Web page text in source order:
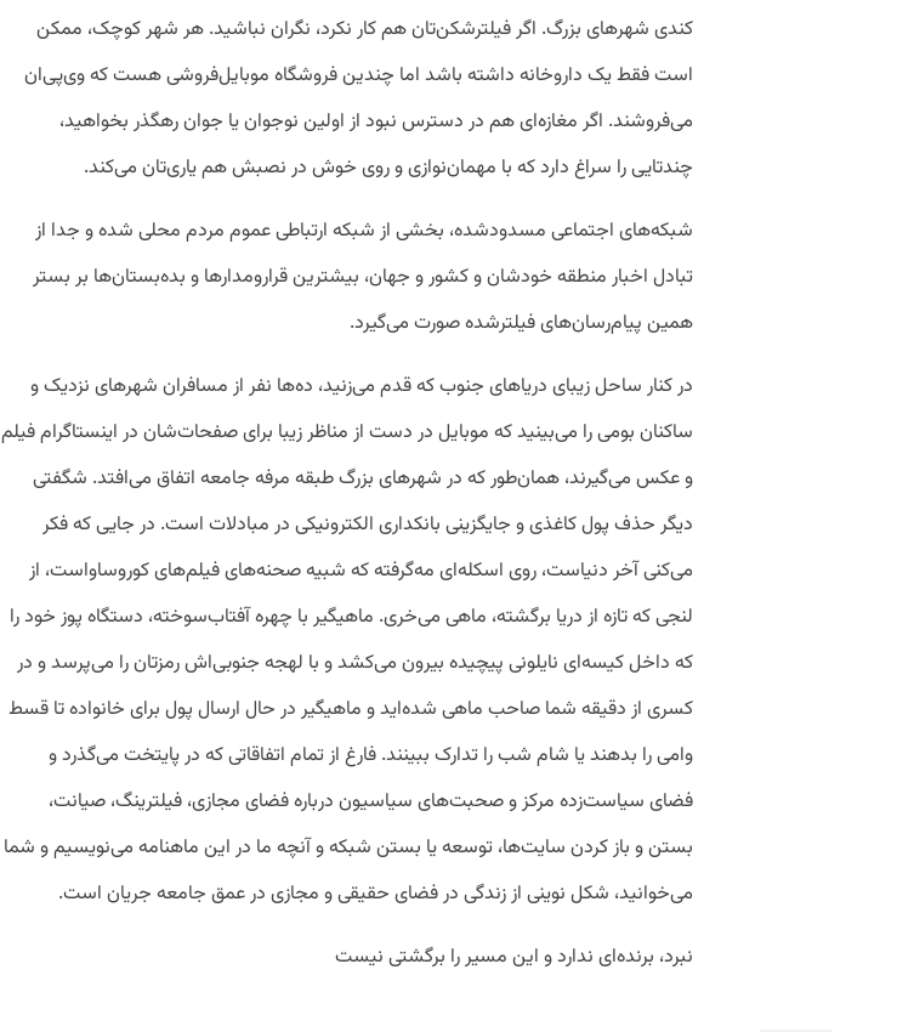
کندی شهرهای بزرگ. اگر فیلترشکن‌تان هم کار نکرد، نگران نباشید. هر شهر کوچک، ممکن
است فقط یک داروخانه داشته باشد اما چندین فروشگاه موبایل‌فروشی هست که وی‌پی‌ان
می‌فروشند. اگر مغازه‌ای هم در دسترس نبود از اولین نوجوان یا جوان رهگذر بخواهید،
چندتایی را سراغ دارد که با مهمان‌نوازی و روی خوش در نصبش هم یاری‌تان می‌کند.
شبکه‌های اجتماعی مسدودشده، بخشی از شبکه ارتباطی عموم مردم محلی شده و جدا از
تبادل اخبار منطقه خودشان و کشور و جهان، بیشترین قرارومدارها و بده‌بستان‌ها بر بستر
همین پیام‌رسان‌های فیلترشده صورت می‌گیرد.
در کنار ساحل زیبای دریاهای جنوب که قدم می‌زنید، ده‌ها نفر از مسافران شهرهای نزدیک و
ساکنان بومی را می‌بینید که موبایل در دست از مناظر زیبا برای صفحات‌شان در اینستاگرام فیلم
و عکس می‌گیرند، همان‌طور که در شهرهای بزرگ طبقه مرفه جامعه اتفاق می‌افتد. شگفتی
دیگر حذف پول کاغذی و جایگزینی بانکداری الکترونیکی در مبادلات است. در جایی که فکر
می‌کنی آخر دنیاست، روی اسکله‌ای مه‌گرفته که شبیه صحنه‌های فیلم‌های کوروساواست، از
لنجی که تازه از دریا برگشته، ماهی می‌خری. ماهیگیر با چهره آفتاب‌سوخته، دستگاه پوز خود را
که داخل کیسه‌ای نایلونی پیچیده بیرون می‌کشد و با لهجه جنوبی‌اش رمزتان را می‌پرسد و در
کسری از دقیقه شما صاحب ماهی شده‌اید و ماهیگیر در حال ارسال پول برای خانواده تا قسط
وامی را بدهند یا شام شب را تدارک ببینند. فارغ از تمام اتفاقاتی که در پایتخت می‌گذرد و
فضای سیاست‌زده مرکز و صحبت‌های سیاسیون درباره فضای مجازی، فیلترینگ، صیانت،
بستن و باز کردن سایت‌ها، توسعه یا بستن شبکه و آنچه ما در این ماهنامه می‌نویسیم و شما
می‌خوانید، شکل نوینی از زندگی در فضای حقیقی و مجازی در عمق جامعه جریان است.
نبرد، برنده‌ای ندارد و این مسیر را برگشتی نیست